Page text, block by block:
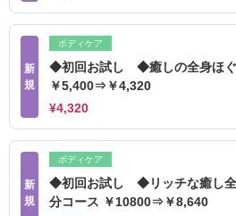
新
規
ボディケア
◆初回お試し ◆癒しの全身ほ
￥5,400⇒￥4,320
¥4,320
新
規
ボディケア
◆初回お試し ◆リッチな癒し全
分コース ￥10800⇒￥8,640